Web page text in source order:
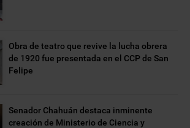
Obra de teatro que revive la lucha obrera
de 1920 fue presentada en el CCP de San
Felipe
Senador Chahuán destaca inminente
creación de Ministerio de Ciencia y